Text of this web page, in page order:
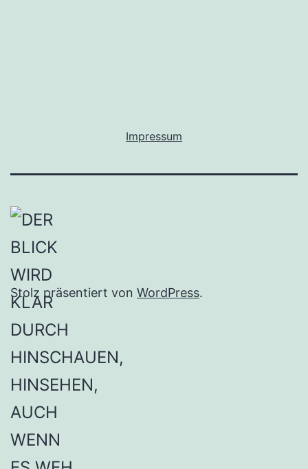
Impressum
Stolz präsentiert von WordPress.